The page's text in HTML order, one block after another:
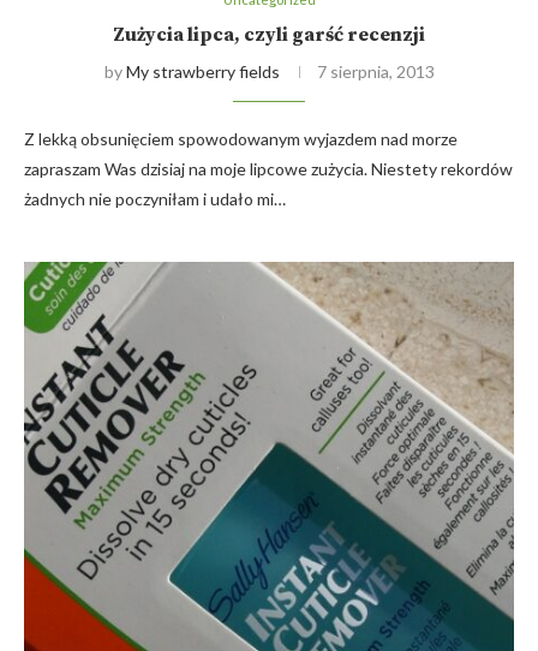
Zużycia lipca, czyli garść recenzji
byMy strawberry fields 7 sierpnia, 2013
Z lekką obsunięciem spowodowanym wyjazdem nad morze
zapraszam Was dzisiaj na moje lipcowe zużycia. Niestety rekordów
żadnych nie poczyniłam i udało mi…